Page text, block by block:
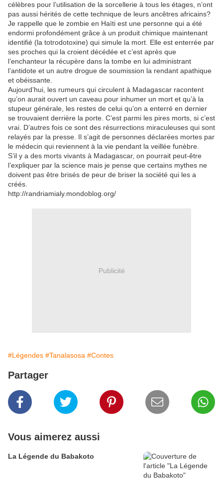
célèbres pour l’utilisation de la sorcellerie à tous les étages, n’ont
pas aussi hérités de cette technique de leurs ancêtres africains?
Je rappelle que le zombie en Haïti est une personne qui a été
endormi profondément grâce à un produit chimique maintenant
identifié (la totrodotoxine) qui simule la mort. Elle est enterrée par
ses proches qui la croient décédée et c’est après que
l’enchanteur la récupère dans la tombe en lui administrant
l’antidote et un autre drogue de soumission la rendant apathique
et obéissante.
Aujourd’hui, les rumeurs qui circulent à Madagascar racontent
qu’on aurait ouvert un caveau pour inhumer un mort et qu’à la
stupeur générale, les restes de celui qu’on a enterré en dernier
se trouvaient derrière la porte. C’est parmi les pires morts, si c’est
vrai. D’autres fois ce sont des résurrections miraculeuses qui sont
relayés par la presse. Il s’agit de personnes déclarées mortes par
le médecin qui reviennent à la vie pendant la veillée funèbre.
S’il y a des morts vivants à Madagascar, on pourrait peut-être
l’expliquer par la science mais je pense que certains mythes ne
doivent pas être brisés de peur de briser la société qui les a
créés.
http://randriamialy.mondoblog.org/
Publicité
#Légendes #Tanalasosa #Contes
Partager
Vous aimerez aussi
La Légende du Babakoto